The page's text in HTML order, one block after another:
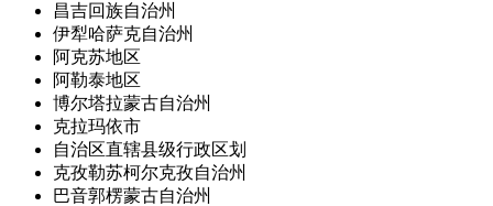
昌吉回族自治州
伊犁哈萨克自治州
阿克苏地区
阿勒泰地区
博尔塔拉蒙古自治州
克拉玛依市
自治区直辖县级行政区划
克孜勒苏柯尔克孜自治州
巴音郭楞蒙古自治州